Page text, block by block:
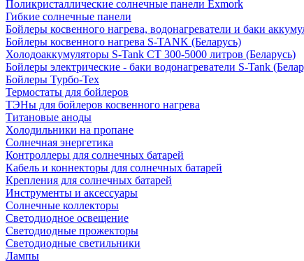
Поликристаллические солнечные панели Exmork
Гибкие солнечные панели
Бойлеры косвенного нагрева, водонагреватели и баки
Бойлеры косвенного нагрева S-TANK (Беларусь)
Холодоаккумуляторы S-Tank СТ 300-5000 литров (Беларусь)
Бойлеры электрические - баки водонагреватели S-Tank
Бойлеры Турбо-Тех
Термостаты для бойлеров
ТЭНы для бойлеров косвенного нагрева
Титановые аноды
Холодильники на пропане
Солнечная энергетика
Контроллеры для солнечных батарей
Кабель и коннекторы для солнечных батарей
Крепления для солнечных батарей
Инструменты и аксессуары
Солнечные коллекторы
Светодиодное освещение
Светодиодные прожекторы
Светодиодные светильники
Лампы